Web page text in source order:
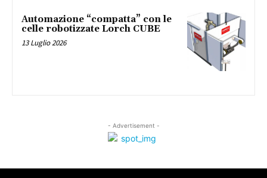
Automazione “compatta” con le
celle robotizzate Lorch CUBE
13 Luglio 2026
- Advertisement -